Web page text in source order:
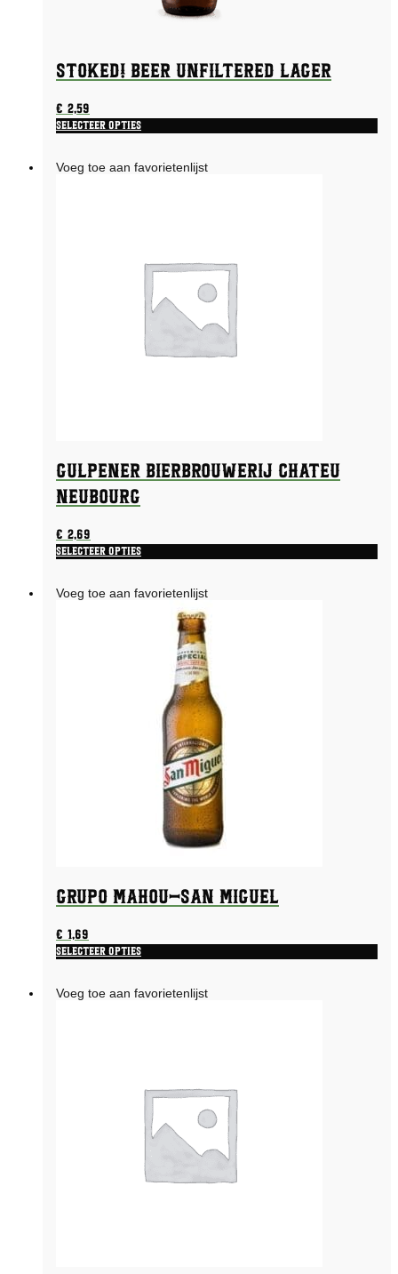
STOKED! Beer Unfiltered Lager
€ 2,59
Selecteer opties
Voeg toe aan favorietenlijst
Gulpener Bierbrouwerij Chateu
Neubourg
€ 2,69
Selecteer opties
Voeg toe aan favorietenlijst
Grupo Mahou-San Miguel
€ 1,69
Selecteer opties
Voeg toe aan favorietenlijst